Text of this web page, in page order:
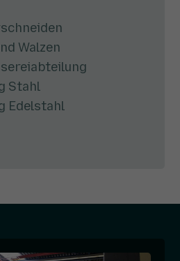
Walzen
Stahl
Edelstahl